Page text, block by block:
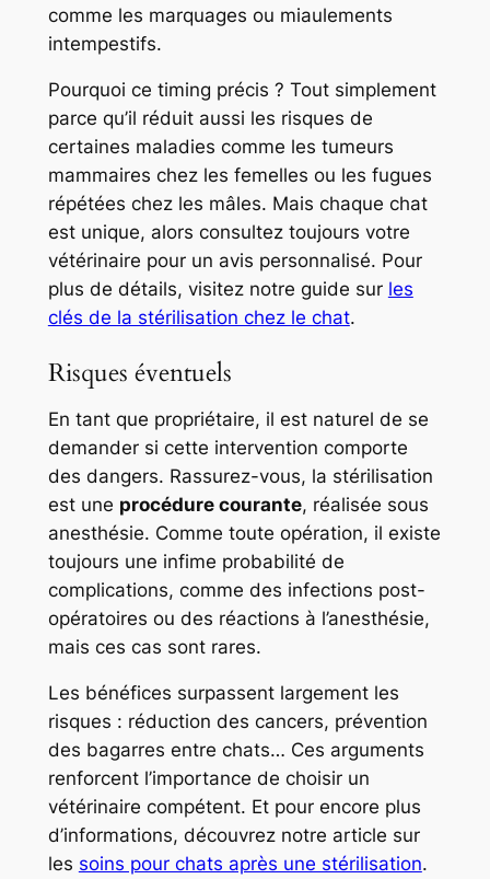
comme les marquages ou miaulements
intempestifs.
Pourquoi ce timing précis ? Tout simplement
parce qu’il réduit aussi les risques de
certaines maladies comme les tumeurs
mammaires chez les femelles ou les fugues
répétées chez les mâles. Mais chaque chat
est unique, alors consultez toujours votre
vétérinaire pour un avis personnalisé. Pour
plus de détails, visitez notre guide sur les
clés de la stérilisation chez le chat.
Risques éventuels
En tant que propriétaire, il est naturel de se
demander si cette intervention comporte
des dangers. Rassurez-vous, la stérilisation
est une procédure courante, réalisée sous
anesthésie. Comme toute opération, il existe
toujours une infime probabilité de
complications, comme des infections post-
opératoires ou des réactions à l’anesthésie,
mais ces cas sont rares.
Les bénéfices surpassent largement les
risques : réduction des cancers, prévention
des bagarres entre chats… Ces arguments
renforcent l’importance de choisir un
vétérinaire compétent. Et pour encore plus
d’informations, découvrez notre article sur
les soins pour chats après une stérilisation.